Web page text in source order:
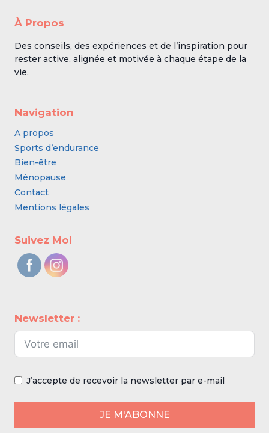
À Propos
Des conseils, des expériences et de l’inspiration pour
rester active, alignée et motivée à chaque étape de la
vie.
Navigation
A propos
Sports d’endurance
Bien-être
Ménopause
Contact
Mentions légales
Suivez Moi
Newsletter :
J’accepte de recevoir la newsletter par e-mail
JE M'ABONNE